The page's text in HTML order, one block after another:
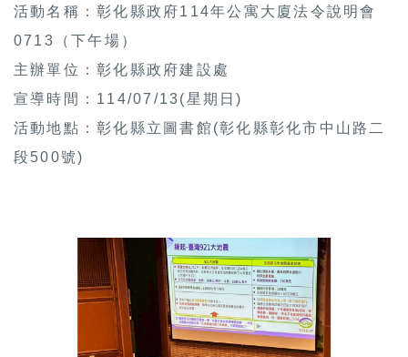
活動名稱：彰化縣政府114年公寓大廈法令說明會
0713（下午場）
主辦單位：彰化縣政府建設處
宣導時間：114/07/13(星期日)
活動地點：彰化縣立圖書館(彰化縣彰化市中山路二
段500號)